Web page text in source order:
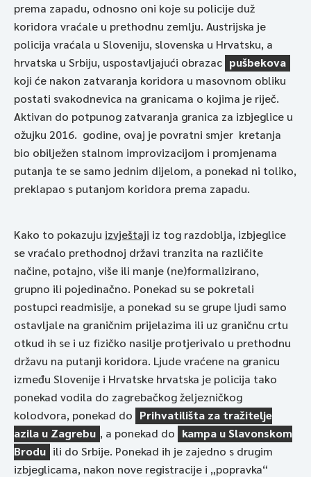
prema zapadu, odnosno oni koje su policije duž
koridora vraćale u prethodnu zemlju. Austrijska je
policija vraćala u Sloveniju, slovenska u Hrvatsku, a
hrvatska u Srbiju, uspostavljajući obrazac pušbekova
koji će nakon zatvaranja koridora u masovnom obliku
postati svakodnevica na granicama o kojima je riječ.
Aktivan do potpunog zatvaranja granica za izbjeglice u
ožujku 2016. godine, ovaj je povratni smjer kretanja
bio obilježen stalnom improvizacijom i promjenama
putanja te se samo jednim dijelom, a ponekad ni toliko,
preklapao s putanjom koridora prema zapadu.
Kako to pokazuju izvještaji iz tog razdoblja, izbjeglice
se vraćalo prethodnoj državi tranzita na različite
načine, potajno, više ili manje (ne)formalizirano,
grupno ili pojedinačno. Ponekad su se pokretali
postupci readmisije, a ponekad su se grupe ljudi samo
ostavljale na graničnim prijelazima ili uz graničnu crtu
otkud ih se i uz fizičko nasilje protjerivalo u prethodnu
državu na putanji koridora. Ljude vraćene na granicu
između Slovenije i Hrvatske hrvatska je policija tako
ponekad vodila do zagrebačkog željezničkog
kolodvora, ponekad do Prihvatilišta za tražitelje
azila u Zagrebu , a ponekad do kampa u Slavonskom
Brodu ili do Srbije. Ponekad ih je zajedno s drugim
izbjeglicama, nakon nove registracije i „popravka“